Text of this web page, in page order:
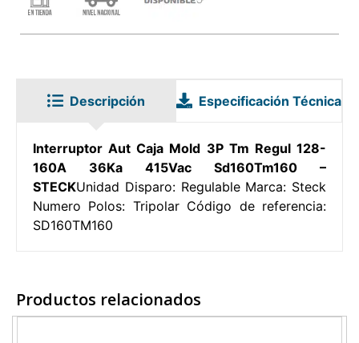
Descripción Especificación Técnica
Interruptor Aut Caja Mold 3P Tm Regul 128-
160A 36Ka 415Vac Sd160Tm160 –
STECKUnidad Disparo: Regulable Marca: Steck
Numero Polos: Tripolar Código de referencia:
SD160TM160
Productos relacionados